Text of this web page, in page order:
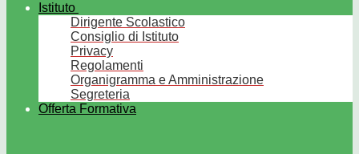
Istituto
Dirigente Scolastico
Consiglio di Istituto
Privacy
Regolamenti
Organigramma e Amministrazione
Segreteria
Offerta Formativa